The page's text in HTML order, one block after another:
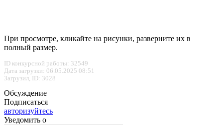
При просмотре, кликайте на рисунки, разверните их в
полный размер.
ID конкурсной работы: 32549
Дата загрузки: 06.05.2025 08:51
Загрузил, ID: 3028
Обсуждение
Подписаться
авторизуйтесь
Уведомить о